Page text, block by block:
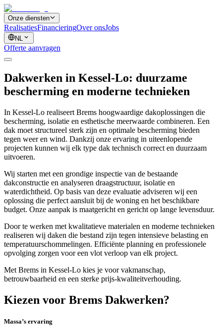
Onze diensten
RealisatiesFinancieringOver onsJobs
NL
Offerte aanvragen
Dakwerken in Kessel-Lo: duurzame
bescherming en moderne technieken
In Kessel-Lo realiseert Brems hoogwaardige dakoplossingen die
bescherming, isolatie en esthetische meerwaarde combineren. Een
dak moet structureel sterk zijn en optimale bescherming bieden
tegen weer en wind. Dankzij onze ervaring in uiteenlopende
projecten kunnen wij elk type dak technisch correct en duurzaam
uitvoeren.
Wij starten met een grondige inspectie van de bestaande
dakconstructie en analyseren draagstructuur, isolatie en
waterdichtheid. Op basis van deze evaluatie adviseren wij een
oplossing die perfect aansluit bij de woning en het beschikbare
budget. Onze aanpak is maatgericht en gericht op lange levensduur.
Door te werken met kwalitatieve materialen en moderne technieken
realiseren wij daken die bestand zijn tegen intensieve belasting en
temperatuurschommelingen. Efficiënte planning en professionele
opvolging zorgen voor een vlot verloop van elk project.
Met Brems in Kessel-Lo kies je voor vakmanschap,
betrouwbaarheid en een sterke prijs-kwaliteitverhouding.
Kiezen voor Brems Dakwerken?
Massa’s ervaring